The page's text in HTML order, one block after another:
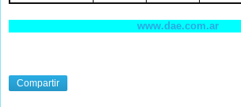
www.dae.com.ar
Compartir